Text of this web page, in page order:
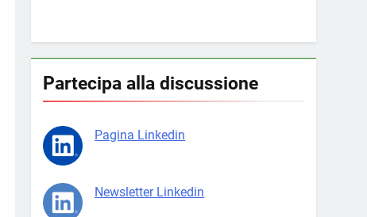
Partecipa alla discussione
Pagina Linkedin
Newsletter Linkedin